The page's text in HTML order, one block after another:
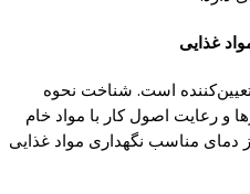
است. شناخت نحوه
رعایت اصول کار با مواد خام
دمای مناسب نگهداری مواد غذایی